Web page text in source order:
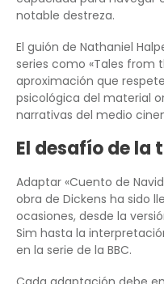
notable destreza.
El guión de Nathaniel
series como «Tales from
aproximación que
psicológica del material
narrativas del medio
El desafío de la
Adaptar «Cuento de
obra de Dickens ha sido
ocasiones, desde la
Sim hasta la
en la serie de la BBC.